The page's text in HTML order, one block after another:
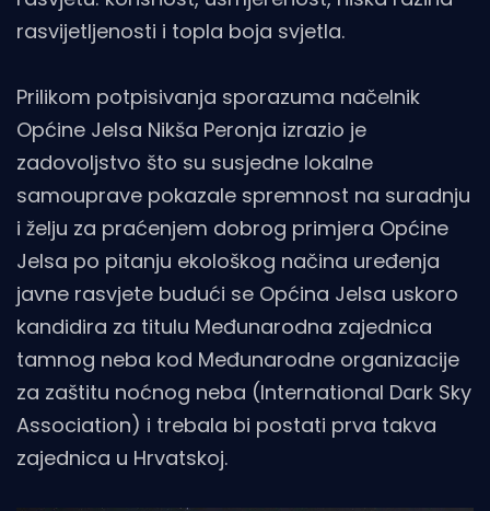
rasvijetljenosti i topla boja svjetla.
Prilikom potpisivanja sporazuma načelnik
Općine Jelsa Nikša Peronja izrazio je
zadovoljstvo što su susjedne lokalne
samouprave pokazale spremnost na suradnju
i želju za praćenjem dobrog primjera Općine
Jelsa po pitanju ekološkog načina uređenja
javne rasvjete budući se Općina Jelsa uskoro
kandidira za titulu Međunarodna zajednica
tamnog neba kod Međunarodne organizacije
za zaštitu noćnog neba (International Dark Sky
Association) i trebala bi postati prva takva
zajednica u Hrvatskoj.